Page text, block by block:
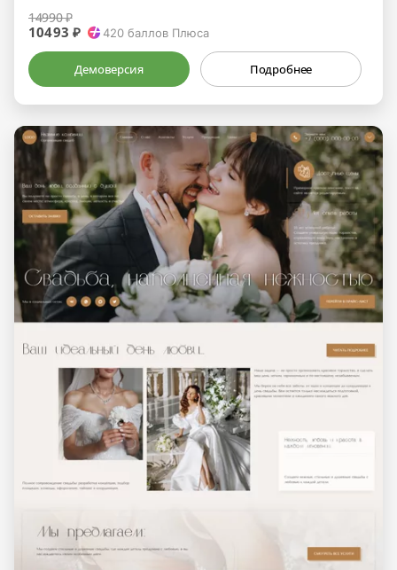
14990 ₽
10493 ₽ 420 баллов Плюса
Демоверсия Подробнее